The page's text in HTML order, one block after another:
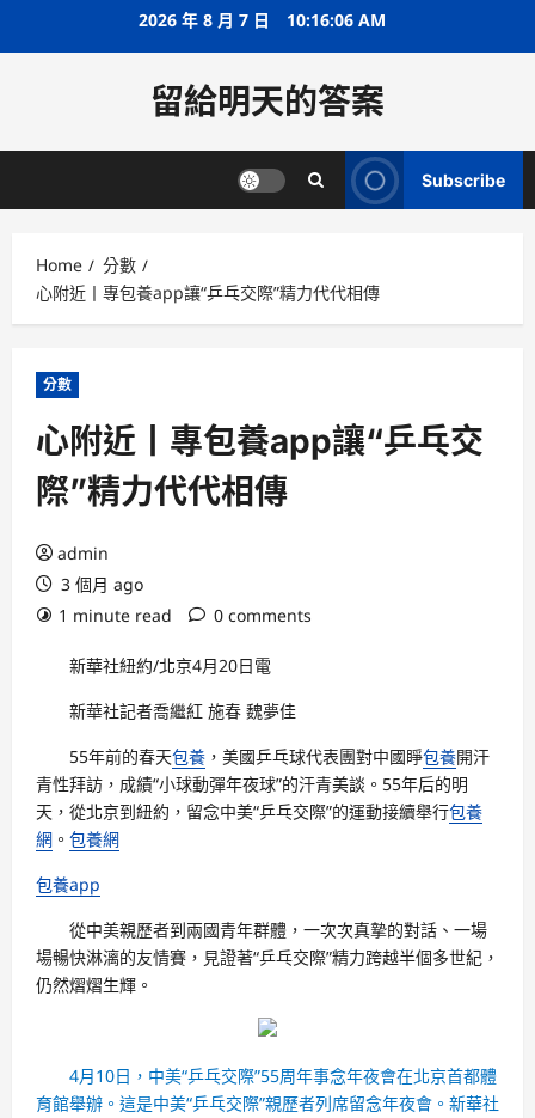
2026 年 8 月 7 日 10:16:07 AM
留給明天的答案
Subscribe
Home
分數
心附近丨專包養app讓“乒乓交際”精力代代相傳
分數
心附近丨專包養app讓“乒乓交
際”精力代代相傳
admin
3 個月 ago
1 minute read
0 comments
新華社紐約/北京4月20日電
新華社記者喬繼紅 施春 魏夢佳
55年前的春天包養 ，美國乒乓球代表團對中國睜包養開汗
青性拜訪，成績“小球動彈年夜球”的汗青美談。55年后的明
天，從北京到紐約，留念中美“乒乓交際”的運動接續舉行包養
網 。 包養網
包養app
從中美親歷者到兩國青年群體，一次次真摯的對話、一場
場暢快淋漓的友情賽，見證著“乒乓交際”精力跨越半個多世紀，
仍然熠熠生輝。
4月10日，中美“乒乓交際”55周年事念年夜會在北京首都體
育館舉辦。這是中美“乒乓交際”親歷者列席留念年夜會。新華社